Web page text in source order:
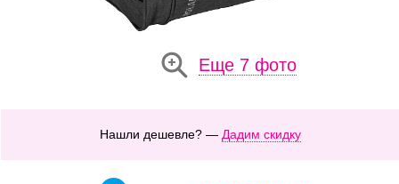
Еще 7 фото
Нашли дешевле? — Дадим скидку